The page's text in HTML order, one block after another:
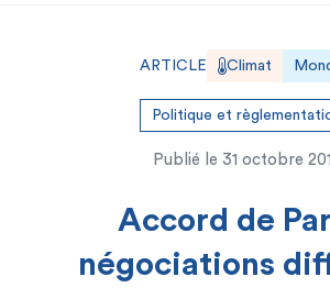
Qui sommes-nous ?
Données Air et Climat
Expertise et solutions
ARTICLE Climat
Politique et
Publié le 31 octobre
Accord de
négociations